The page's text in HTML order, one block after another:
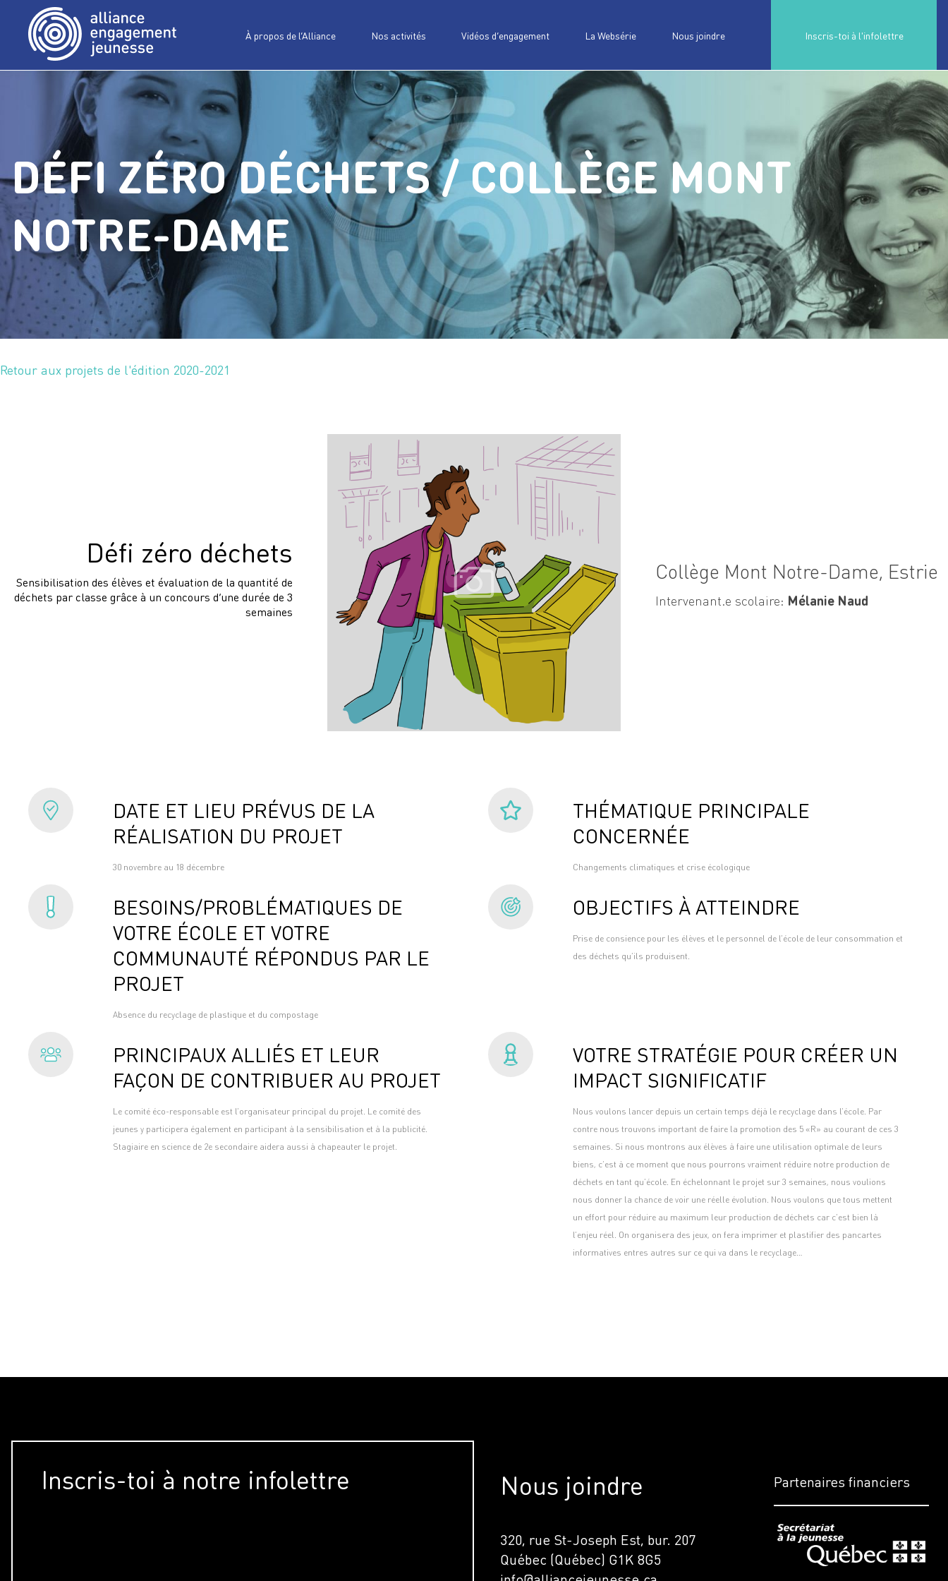
À propos de l’Alliance Nos activités Vidéos d’engagement La Websérie Nous joindre Inscris-toi à l'infolettre
DÉFI ZÉRO DÉCHETS / COLLÈGE MONT
NOTRE-DAME
Retour aux projets de l'édition 2020-2021
Défi zéro déchets
Sensibilisation des élèves et évaluation de la quantité de
déchets par classe grâce à un concours d’une durée de 3
semaines
Collège Mont Notre-Dame, Estrie
Intervenant.e scolaire: Mélanie Naud
DATE ET LIEU PRÉVUS DE LA
RÉALISATION DU PROJET
30 novembre au 18 décembre
THÉMATIQUE PRINCIPALE
CONCERNÉE
Changements climatiques et crise écologique
BESOINS/PROBLÉMATIQUES DE
VOTRE ÉCOLE ET VOTRE
COMMUNAUTÉ RÉPONDUS PAR LE
PROJET
Absence du recyclage de plastique et du compostage
OBJECTIFS À ATTEINDRE
Prise de consience pour les élèves et le personnel de l’école de leur consommation et
des déchets qu’ils produisent.
PRINCIPAUX ALLIÉS ET LEUR
FAÇON DE CONTRIBUER AU PROJET
Le comité éco-responsable est l’organisateur principal du projet. Le comité des
jeunes y participera également en participant à la sensibilisation et à la publicité.
Stagiaire en science de 2e secondaire aidera aussi à chapeauter le projet.
VOTRE STRATÉGIE POUR CRÉER UN
IMPACT SIGNIFICATIF
Nous voulons lancer depuis un certain temps déjà le recyclage dans l’école. Par
contre nous trouvons important de faire la promotion des 5 «R» au courant de ces 3
semaines. Si nous montrons aux élèves à faire une utilisation optimale de leurs
biens, c’est à ce moment que nous pourrons vraiment réduire notre production de
déchets en tant qu’école. En échelonnant le projet sur 3 semaines, nous voulions
nous donner la chance de voir une réelle évolution. Nous voulons que tous mettent
un effort pour réduire au maximum leur production de déchets car c’est bien là
l’enjeu réel. On organisera des jeux, on fera imprimer et plastifier des pancartes
informatives entres autres sur ce qui va dans le recyclage…
Inscris-toi à notre infolettre Nous joindre
320, rue St-Joseph Est, bur. 207
Québec (Québec) G1K 8G5
Partenaires financiers